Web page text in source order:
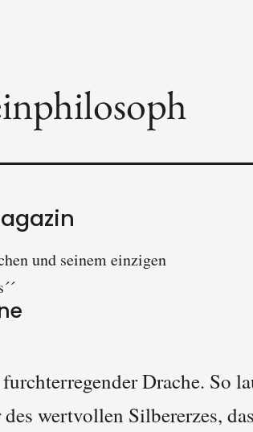
und seinem einzigen
Drache. So
wertvollen Silbererzes,